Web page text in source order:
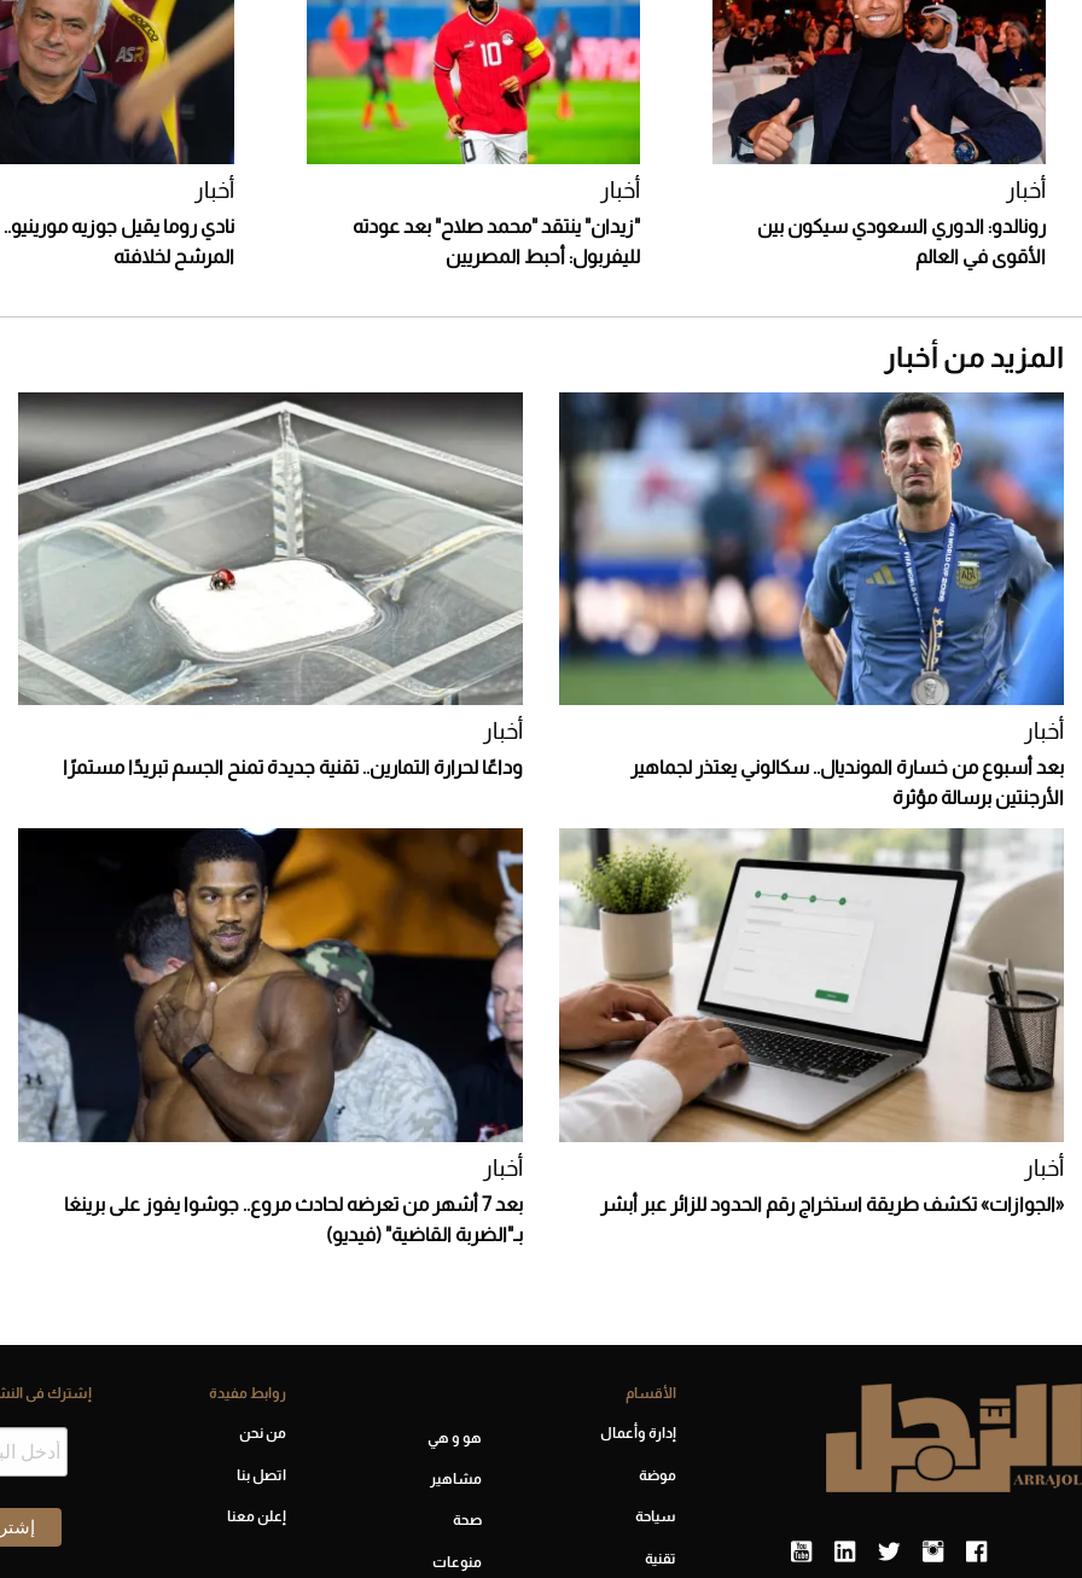
أخبار
رونالدو: الدوري السعودي سيكون بين
الأقوى في العالم
أخبار
"زيدان" ينتقد "محمد صلاح" بعد عودته
لليفربول: أحبط المصريين
أخبار
نادي روما يقيل جوزيه
المرشح لخلافته
المزيد من أخبار
أخبار
بعد أسبوع من خسارة المونديال.. سكالوني يعتذر لجماهير
الأرجنتين برسالة مؤثرة
أخبار
وداعًا لحرارة التمارين.. تقنية جديدة تمنح الجسم تبريدًا مستمرًا
أخبار
«الجوازات» تكشف طريقة استخراج رقم الحدود للزائر عبر أبشر
أخبار
بعد 7 أشهر من تعرضه لحادث مروع.. جوشوا يفوز على برينغا
بـ"الضربة القاضية" (فيديو)
الأقسام
إدارة وأعمال
موضة
سياحة
تقنية
هو و هي
مشاهير
صحة
منوعات
روابط مفيدة
من نحن
اتصل بنا
إعلن معنا
إشترك فى